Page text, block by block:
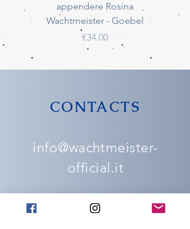
appendere Rosina
Wachtmeister - Goebel
Price
€34.00
CONTACTS
info@wachtmeister-
official.it